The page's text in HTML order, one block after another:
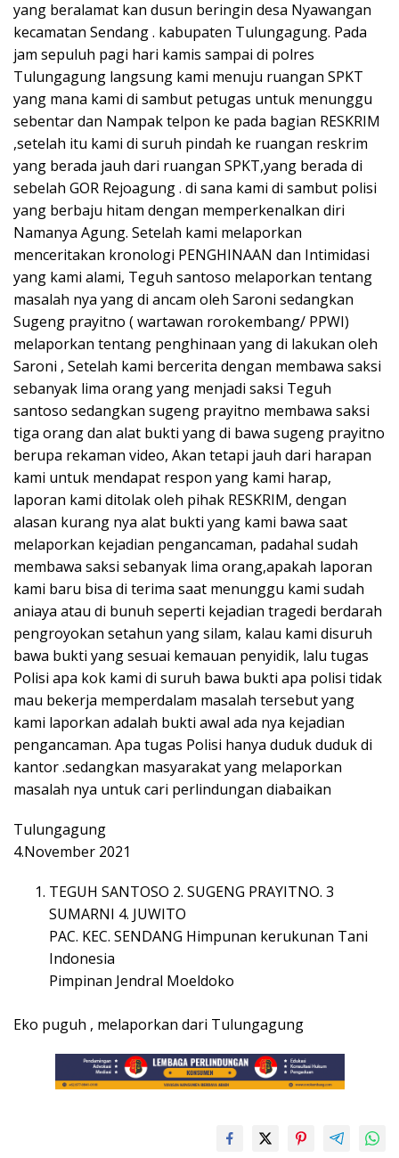
yang beralamat kan dusun beringin desa Nyawangan
kecamatan Sendang . kabupaten Tulungagung. Pada
jam sepuluh pagi hari kamis sampai di polres
Tulungagung langsung kami menuju ruangan SPKT
yang mana kami di sambut petugas untuk menunggu
sebentar dan Nampak telpon ke pada bagian RESKRIM
,setelah itu kami di suruh pindah ke ruangan reskrim
yang berada jauh dari ruangan SPKT,yang berada di
sebelah GOR Rejoagung . di sana kami di sambut polisi
yang berbaju hitam dengan memperkenalkan diri
Namanya Agung. Setelah kami melaporkan
menceritakan kronologi PENGHINAAN dan Intimidasi
yang kami alami, Teguh santoso melaporkan tentang
masalah nya yang di ancam oleh Saroni sedangkan
Sugeng prayitno ( wartawan rorokembang/ PPWI)
melaporkan tentang penghinaan yang di lakukan oleh
Saroni , Setelah kami bercerita dengan membawa saksi
sebanyak lima orang yang menjadi saksi Teguh
santoso sedangkan sugeng prayitno membawa saksi
tiga orang dan alat bukti yang di bawa sugeng prayitno
berupa rekaman video, Akan tetapi jauh dari harapan
kami untuk mendapat respon yang kami harap,
laporan kami ditolak oleh pihak RESKRIM, dengan
alasan kurang nya alat bukti yang kami bawa saat
melaporkan kejadian pengancaman, padahal sudah
membawa saksi sebanyak lima orang,apakah laporan
kami baru bisa di terima saat menunggu kami sudah
aniaya atau di bunuh seperti kejadian tragedi berdarah
pengroyokan setahun yang silam, kalau kami disuruh
bawa bukti yang sesuai kemauan penyidik, lalu tugas
Polisi apa kok kami di suruh bawa bukti apa polisi tidak
mau bekerja memperdalam masalah tersebut yang
kami laporkan adalah bukti awal ada nya kejadian
pengancaman. Apa tugas Polisi hanya duduk duduk di
kantor .sedangkan masyarakat yang melaporkan
masalah nya untuk cari perlindungan diabaikan
Tulungagung
4.November 2021
TEGUH SANTOSO 2. SUGENG PRAYITNO. 3
SUMARNI 4. JUWITO
PAC. KEC. SENDANG Himpunan kerukunan Tani
Indonesia
Pimpinan Jendral Moeldoko
Eko puguh , melaporkan dari Tulungagung